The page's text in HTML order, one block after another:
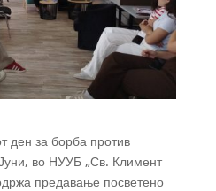
ден за борба против
во НУУБ „Св. Климент
предавање посветено